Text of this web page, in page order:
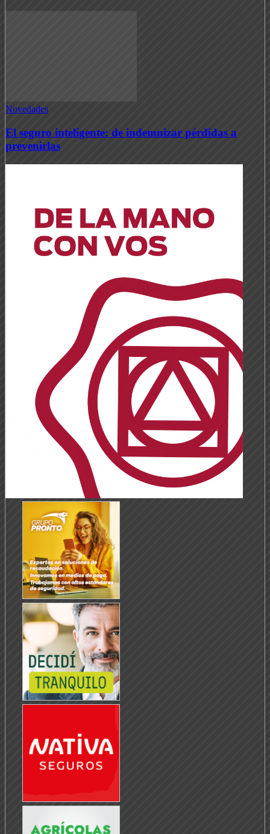
Novedades
El seguro inteligente: de indemnizar pérdidas a
prevenirlas